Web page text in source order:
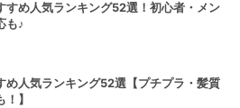
すめ人気ランキング52選！初心者・メン
も♪
め人気ランキング52選【プチプラ・髪質
】